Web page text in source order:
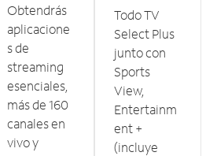
Obtendrás
aplicacione
s de
streaming
esenciales,
más de 160
canales en
vivo y
Todo TV
Select Plus
junto con
Sports
View,
Entertainm
ent +
(incluye